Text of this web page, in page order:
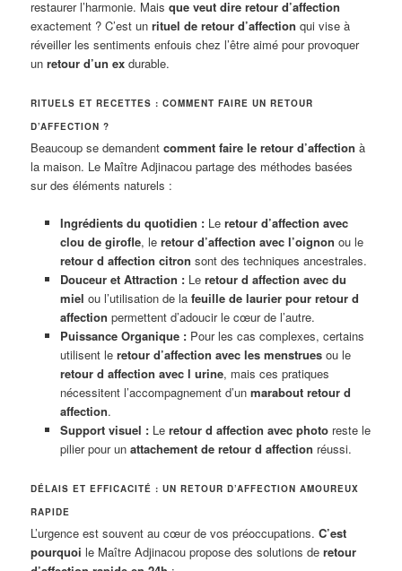
restaurer l’harmonie. Maisque veut dire retour d’affection
exactement ? C’est unrituel de retour d’affection qui vise à
réveiller les sentiments enfouis chez l’être aimé pour provoquer
unretour d’un ex durable.
RITUELS ET RECETTES : COMMENT FAIRE UN RETOUR
D’AFFECTION ?
Beaucoup se demandentcomment faire le retour d’affection à
la maison. Le Maître Adjinacou partage des méthodes basées
sur des éléments naturels :
Ingrédients du quotidien :Le retour d’affection avec
clou de girofle, le retour d’affection avec l’oignon ou le
retour d affection citron sont des techniques ancestrales.
Douceur et Attraction :Le retour d affection avec du
miel ou l’utilisation de la feuille de laurier pour retour d
affection permettent d’adoucir le cœur de l’autre.
Puissance Organique :Pour les cas complexes, certains
utilisent le retour d’affection avec les menstruesou le
retour d affection avec l urine, mais ces pratiques
nécessitent l’accompagnement d’un marabout retour d
affection.
Support visuel :Le retour d affection avec photoreste le
pilier pour un attachement de retour d affection réussi.
DÉLAIS ET EFFICACITÉ : UN RETOUR D’AFFECTION AMOUREUX
RAPIDE
L’urgence est souvent au cœur de vos préoccupations.C’est
pourquoi le Maître Adjinacou propose des solutions deretour